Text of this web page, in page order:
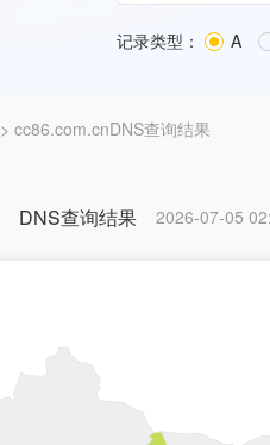
记录类型： A
> cc86.com.cnDNS查询结果
DNS查询结果 2026-07-05